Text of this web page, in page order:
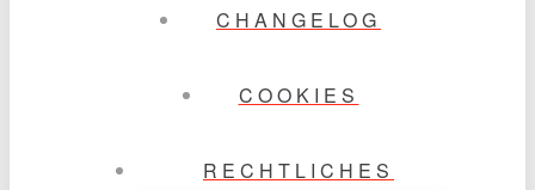
CHANGELOG
COOKIES
RECHTLICHES